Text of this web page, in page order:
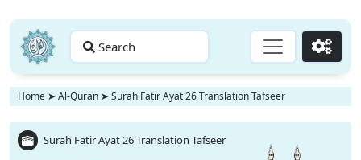
Search Go
Home ➤ Al-Quran ➤ Surah Fatir Ayat 26 Translation Tafseer
Surah Fatir Ayat 26 Translation Tafseer